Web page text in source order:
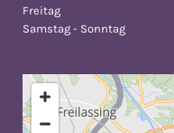
Freitag
Samstag - Sonntag